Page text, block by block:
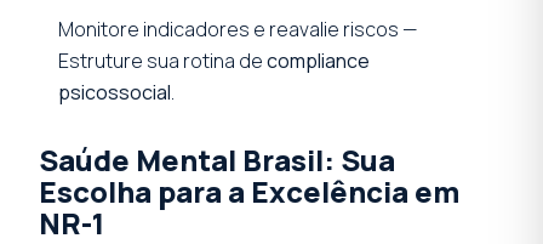
Monitore indicadores e reavalie riscos —
Estruture sua rotina decompliance
psicossocial.
Saúde Mental Brasil: Sua
Escolha para a Excelência em
NR-1